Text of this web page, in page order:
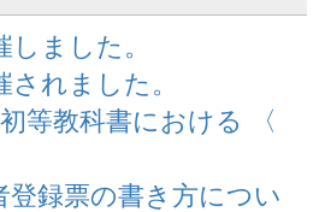
ました。
れました。
等教科書における 〈
登録票の書き方につい